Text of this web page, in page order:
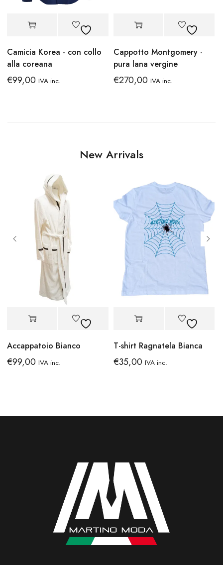
Camicia Korea - con collo
alla coreana
€99,00 IVA inc.
Cappotto Montgomery -
pura lana vergine
€270,00 IVA inc.
New Arrivals
Accappatoio Bianco
€99,00 IVA inc.
T-shirt Ragnatela Bianca
€35,00 IVA inc.